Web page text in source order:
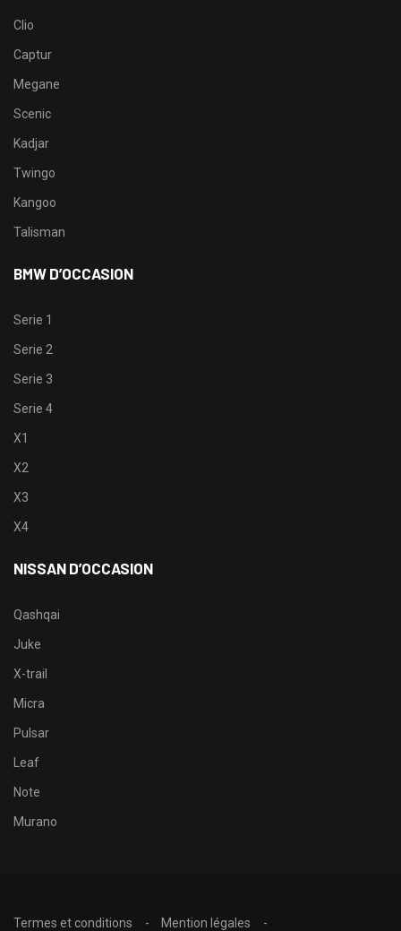
Clio
Captur
Megane
Scenic
Kadjar
Twingo
Kangoo
Talisman
BMW D’OCCASION
Serie 1
Serie 2
Serie 3
Serie 4
X1
X2
X3
X4
NISSAN D’OCCASION
Qashqai
Juke
X-trail
Micra
Pulsar
Leaf
Note
Murano
Termes et conditions Mention légales